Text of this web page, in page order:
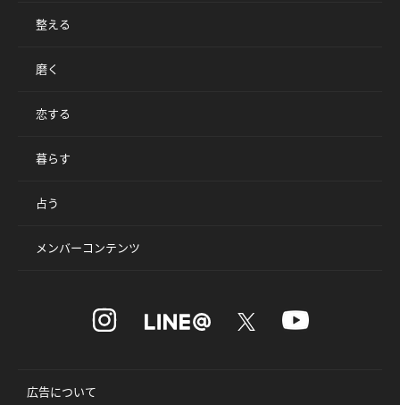
整える
磨く
恋する
暮らす
占う
メンバーコンテンツ
広告について